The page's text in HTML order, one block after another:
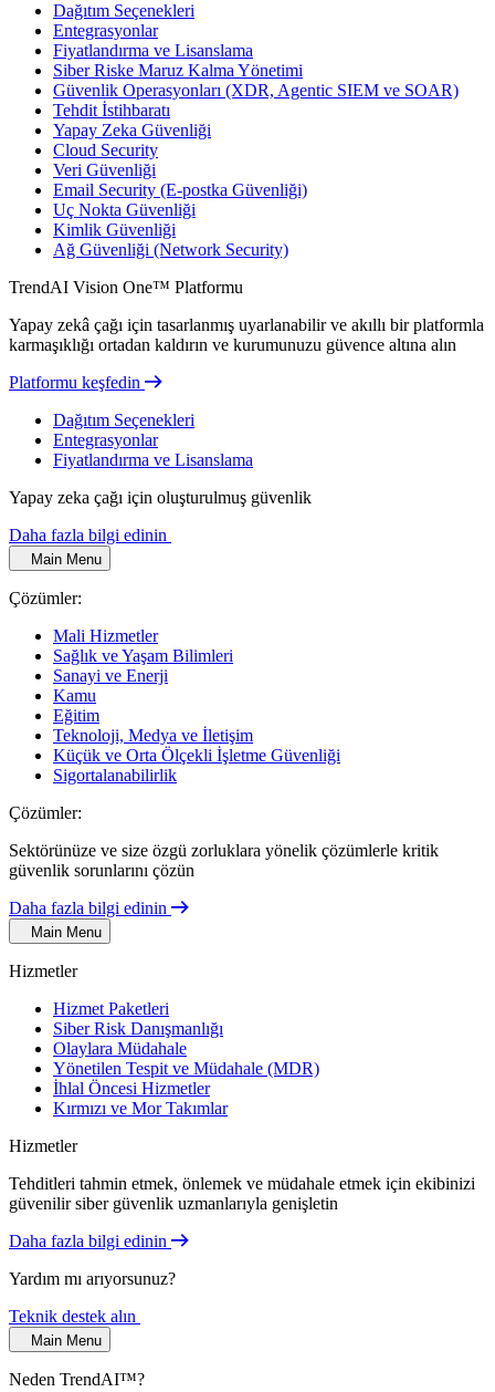
Dağıtım Seçenekleri
Entegrasyonlar
Fiyatlandırma ve Lisanslama
Siber Riske Maruz Kalma Yönetimi
Güvenlik Operasyonları (XDR, Agentic SIEM ve SOAR)
Tehdit İstihbaratı
Yapay Zeka Güvenliği
Cloud Security
Veri Güvenliği
Email Security (E-postka Güvenliği)
Uç Nokta Güvenliği
Kimlik Güvenliği
Ağ Güvenliği (Network Security)
TrendAI Vision One™ Platformu
Yapay zekâ çağı için tasarlanmış uyarlanabilir ve akıllı bir platformla
karmaşıklığı ortadan kaldırın ve kurumunuzu güvence altına alın
Platformu keşfedin
Dağıtım Seçenekleri
Entegrasyonlar
Fiyatlandırma ve Lisanslama
Yapay zeka çağı için oluşturulmuş güvenlik
Daha fazla bilgi edinin
Main Menu
Çözümler:
Mali Hizmetler
Sağlık ve Yaşam Bilimleri
Sanayi ve Enerji
Kamu
Eğitim
Teknoloji, Medya ve İletişim
Küçük ve Orta Ölçekli İşletme Güvenliği
Sigortalanabilirlik
Çözümler:
Sektörünüze ve size özgü zorluklara yönelik çözümlerle kritik
güvenlik sorunlarını çözün
Daha fazla bilgi edinin
Main Menu
Hizmetler
Hizmet Paketleri
Siber Risk Danışmanlığı
Olaylara Müdahale
Yönetilen Tespit ve Müdahale (MDR)
İhlal Öncesi Hizmetler
Kırmızı ve Mor Takımlar
Hizmetler
Tehditleri tahmin etmek, önlemek ve müdahale etmek için ekibinizi
güvenilir siber güvenlik uzmanlarıyla genişletin
Daha fazla bilgi edinin
Yardım mı arıyorsunuz?
Teknik destek alın
Main Menu
Neden TrendAI™?